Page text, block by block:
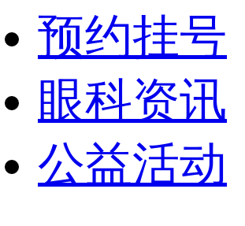
预约挂号
眼科资讯
公益活动